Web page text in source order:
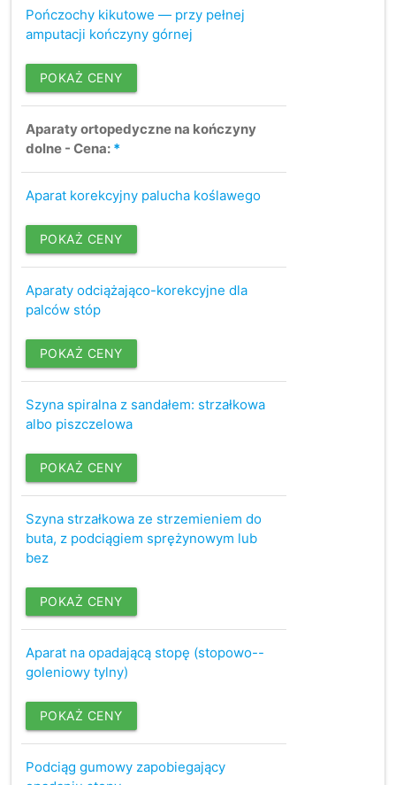
Pończochy kikutowe — przy pełnej
amputacji kończyny górnej
POKAŻ CENY
Aparaty ortopedyczne na kończyny
dolne - Cena: *
Aparat korekcyjny palucha koślawego
POKAŻ CENY
Aparaty odciążająco-korekcyjne dla
palców stóp
POKAŻ CENY
Szyna spiralna z sandałem: strzałkowa
albo piszczelowa
POKAŻ CENY
Szyna strzałkowa ze strzemieniem do
buta, z podciągiem sprężynowym lub
bez
POKAŻ CENY
Aparat na opadającą stopę (stopowo--
goleniowy tylny)
POKAŻ CENY
Podciąg gumowy zapobiegający